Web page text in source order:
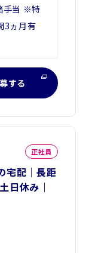
手当 ※特
3ヵ月有
する
正社員
宅配｜長距
日休み｜